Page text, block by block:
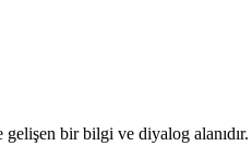
bir bilgi ve diyalog alanıdır.